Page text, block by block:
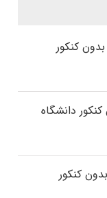
کنکور
دانشگاه
کنکور